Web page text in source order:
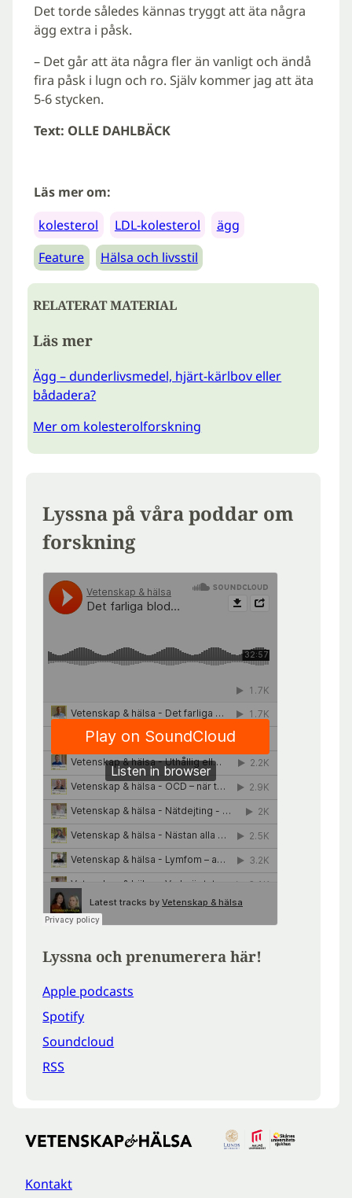
Det torde således kännas tryggt att äta några
ägg extra i påsk.
– Det går att äta några fler än vanligt och ändå
fira påsk i lugn och ro. Själv kommer jag att äta
5-6 stycken.
Text: OLLE DAHLBÄCK
Läs mer om:
kolesterol
LDL-kolesterol
ägg
Feature
Hälsa och livsstil
RELATERAT MATERIAL
Läs mer
Ägg – dunderlivsmedel, hjärt-kärlbov eller
bådadera?
Mer om kolesterolforskning
Lyssna på våra poddar om
forskning
Lyssna och prenumerera här!
Apple podcasts
Spotify
Soundcloud
RSS
Kontakt